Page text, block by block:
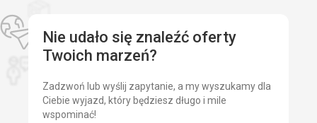
Czysty i cichy hotel dla dorosłych w centrum miasta.
Idealny na wakacje poza sezonem.
pomocą Google Translate
Plaża
Daleko do plaży, więcej transferu do plaży przydało się
Wyżywienie
Smaczne posiłki
Zakwaterowanie
Nie udało się znaleźć oferty
Twoich marzeń?
Zadzwoń lub wyślij zapytanie, a my wyszukamy dla
Ciebie wyjazd, który będziesz długo i mile
wspominać!